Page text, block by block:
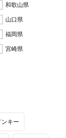
和歌山県
山口県
福岡県
宮崎県
キー